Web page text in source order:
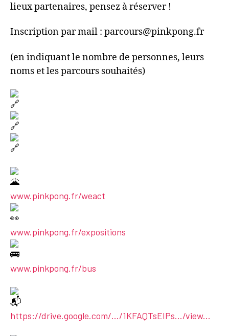
lieux partenaires, pensez à réserver !
Inscription par mail : parcours@pinkpong.fr
(en indiquant le nombre de personnes, leurs
noms et les parcours souhaités)
www.pinkpong.fr/weact
www.pinkpong.fr/expositions
www.pinkpong.fr/bus
https://drive.google.com/.../1KFAQTsEIPs.../view...